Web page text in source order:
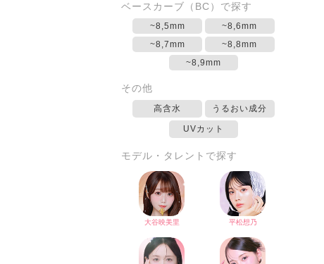
ベースカーブ（BC）で探す
~8,5mm
~8,6mm
~8,7mm
~8,8mm
~8,9mm
その他
高含水 うるおい成分
UVカット
モデル・タレントで探す